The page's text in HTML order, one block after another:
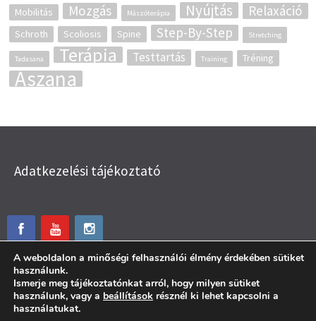
Mobilitás
Mozgás Mászóterápia Nyújtás Relaxáció
Schroth Scoliosis Spine Step-By-Step Stretching
Tadasana Terápia Testtartás Training Tréning
Ászana
Adatkezelési tájékoztató
A weboldalon a minőségi felhasználói élmény érdekében sütiket
használunk.
Ismerje meg tájékoztatónkat arról, hogy milyen sütiket
használunk, vagy a beállítások résznél ki lehet kapcsolni a
használatukat.